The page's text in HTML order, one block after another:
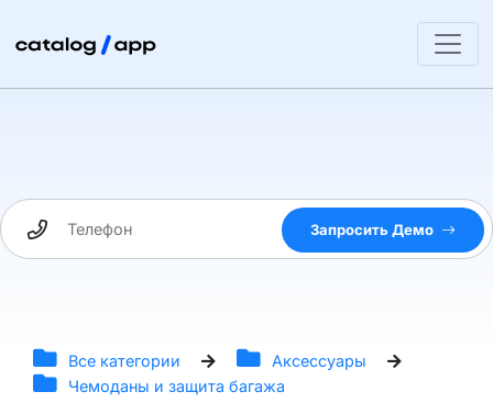
Запросить Демо
Все категории
Аксессуары
Чемоданы и защита багажа